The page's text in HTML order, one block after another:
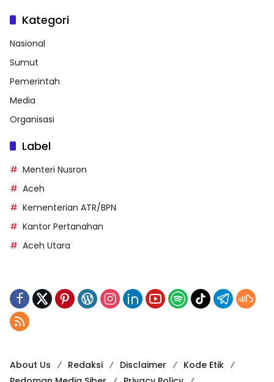
Kategori
Nasional
Sumut
Pemerintah
Media
Organisasi
Label
Menteri Nusron
Aceh
Kementerian ATR/BPN
Kantor Pertanahan
Aceh Utara
About Us Redaksi Disclaimer
Kode Etik